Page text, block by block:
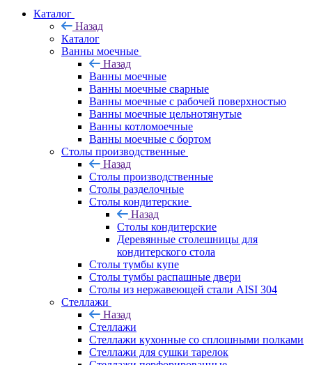
Каталог
Назад
Каталог
Ванны моечные
Назад
Ванны моечные
Ванны моечные сварные
Ванны моечные с рабочей поверхностью
Ванны моечные цельнотянутые
Ванны котломоечные
Ванны моечные с бортом
Столы производственные
Назад
Столы производственные
Столы разделочные
Столы кондитерские
Назад
Столы кондитерские
Деревянные столешницы для
кондитерского стола
Столы тумбы купе
Столы тумбы распашные двери
Столы из нержавеющей стали AISI 304
Стеллажи
Назад
Стеллажи
Стеллажи кухонные со сплошными полками
Стеллажи для сушки тарелок